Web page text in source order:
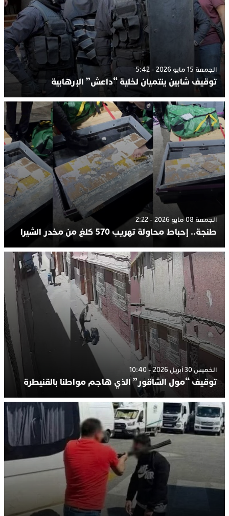
الجمعة 15 مايو 2026 - 5:42
توقيف شابين ينتميان لخلية “داعش” الإرهابية
الجمعة 08 مايو 2026 - 2:22
طنجة.. إحباط محاولة تهريب 570 كلغ من مخدر الشيرا
الخميس 30 أبريل 2026 - 10:40
توقيف “مول الشاقور” الذي هاجم مواطنا بالقنيطرة